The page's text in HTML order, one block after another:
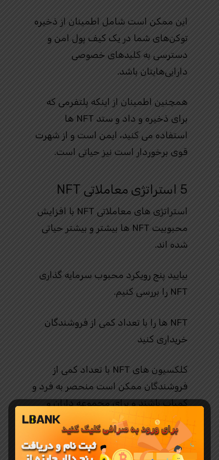
این ممکن است شامل اطمینان از ذخیره
توکن‌های شما در یک کیف پول امن و
دسترسی به کلیدهای خصوصی
دارایی‌هایتان باشد.
همچنین اطمینان از اینکه پلتفرمی که
برای ذخیره و داد و ستد NFT ها
استفاده می کنید، ایمن است و از شهرت
قوی برخوردار است نیز حیاتی است.
5 استراتژی معاملاتی NFT
استراتژی های معاملاتی NFT با افزایش
محبوبیت NFT ها بیشتر و بیشتر حیاتی
شده اند.
بیایید پنج رویکرد محبوب سرمایه گذاری
NFT را بررسی کنیم.
NFT ها را با تعداد کمی از فروشندگان
خریداری کنید
کلکسیون های NFT با تعداد کمی از
فروشندگان ممکن است منحصر به فرد و
کمیاب باشند و برای مجموعه داران و
علاقه مندان ارزشمندتر و مطلوب تر
شوند.